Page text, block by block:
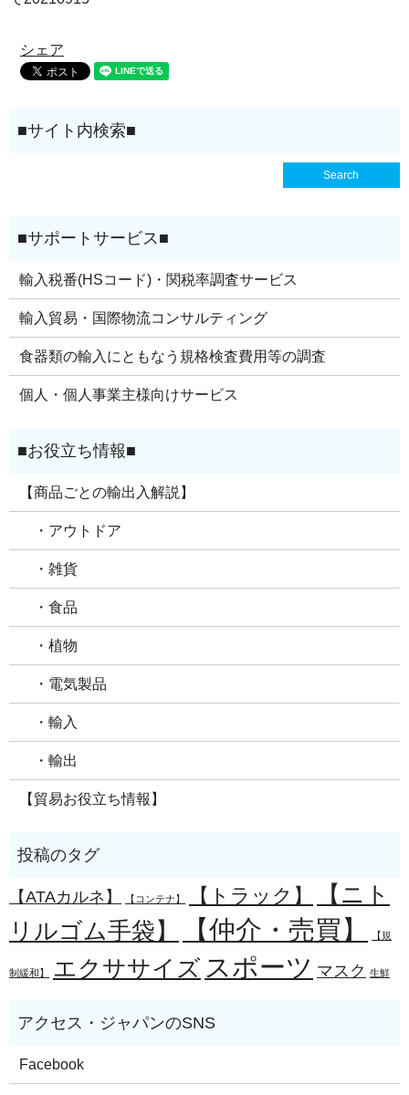
シェア
輸入税番(HSコード)・関税率調査サービス
輸入貿易・国際物流コンサルティング
食器類の輸入にともなう規格検査費用等の調査
個人・個人事業主様向けサービス
【商品ごとの輸出入解説】
・アウトドア
・雑貨
・食品
・植物
・電気製品
・輸入
・輸出
【貿易お役立ち情報】
【ATAカルネ】 【コンテナ】 【トラック】
【ニト
リルゴム手袋】
【仲介・売買】 【規
制緩和】 エクササイズ スポーツ マスク 生鮮
Facebook